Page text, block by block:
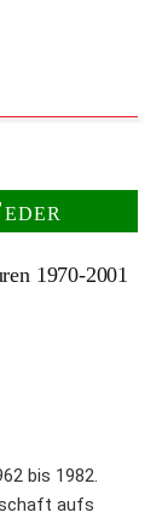
1970-2001
bis 1982.
aufs